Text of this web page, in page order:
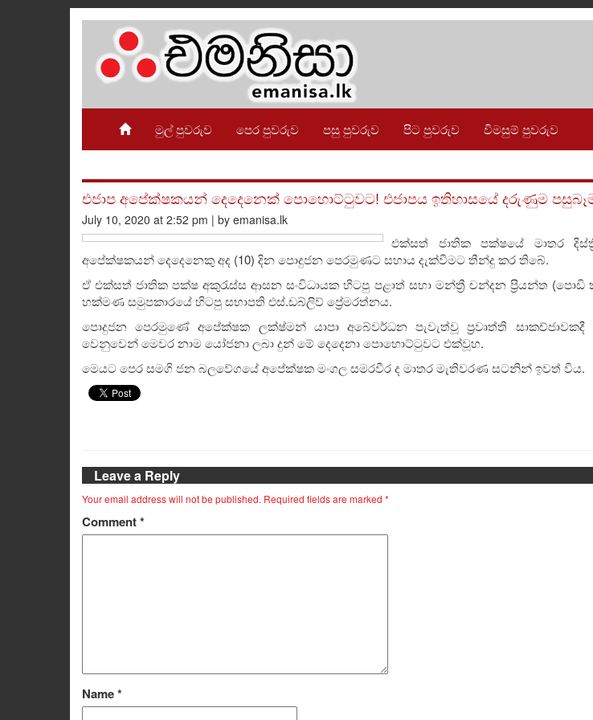
මුල් පුවරුව පෙර පුවරුව පසු පුවරුව පිට පුවරුව විමසුම් පුවරුව
එජාප අපේක්ෂකයන් දෙදෙනෙක් පොහොට්ටුවට! එජාපය ඉතිහාසයේ දරුණුම
July 10, 2020 at 2:52 pm | by emanisa.lk
එක්සත් ජාතික පක්ෂයේ මාතර
අපේක්ෂකයන් දෙදෙනෙකු අද (10) දින පොදුජන පෙරමුණට සහාය දැක්වීමට තීන්දු කර තිබේ.
ඒ එක්සත් ජාතික පක්ෂ අකුරැස්ස ආසන සංවිධායක හිටපු පළාත් සභා මන්ත්‍රී චන්දන ප්‍රියන්ත (පොඩි
හක්මණ සමුපකාරයේ හිටපු සභාපති එස්.ඩබ්ලිව් ප්‍රේමරත්නය.
පොදුජන පෙරමුණේ අපේක්ෂක ලක්ෂ්මන් යාපා අබේවර්ධන පැවැත්වූ ප්‍රවෘත්ති සාකච්ජාවකදී
වෙනුවෙන් මෙවර නාම යෝජනා ලබා දුන් මේ දෙදෙනා පොහොට්ටුවට එක්වූහ.
මෙයට පෙර සමගි ජන බලවේගයේ අපේක්ෂක මංගල සමරවීර ද මාතර මැතිවරණ සටනින් ඉවත් විය.
Leave a Reply
Your email address will not be published. Required fields are marked *
Comment*
Name*